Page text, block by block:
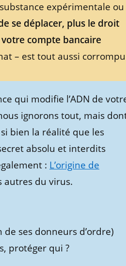
expérimentale ou
se déplacer, plus le droit
compte bancaire
– est tout aussi corrompu
qui modifie l’ADN de
ignorons tout, mais
bien la réalité que les
absolu et interdits
: L’origine de
autres du virus.
ses donneurs d’ordre)
protéger qui ?